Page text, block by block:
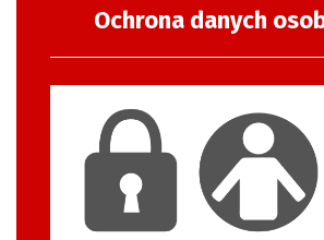
Ochrona danych